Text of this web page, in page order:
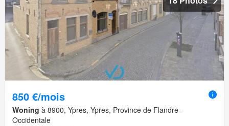
850 €/mois
Woning à 8900, Ypres, Ypres, Province de Flandre-
Occidentale